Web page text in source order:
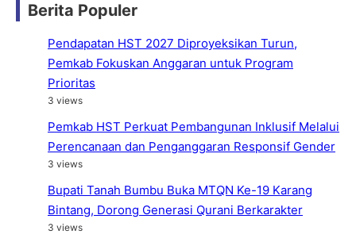
Berita Populer
Pendapatan HST 2027 Diproyeksikan Turun,
Pemkab Fokuskan Anggaran untuk Program
Prioritas
3 views
Pemkab HST Perkuat Pembangunan Inklusif Melalui
Perencanaan dan Penganggaran Responsif Gender
3 views
Bupati Tanah Bumbu Buka MTQN Ke-19 Karang
Bintang, Dorong Generasi Qurani Berkarakter
3 views